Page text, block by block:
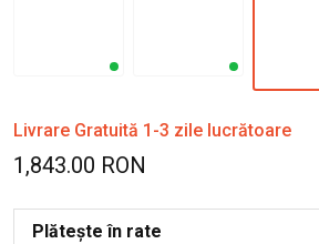
Livrare Gratuită 1-3 zile lucrătoare
1,843.00 RON
Plătește în rate